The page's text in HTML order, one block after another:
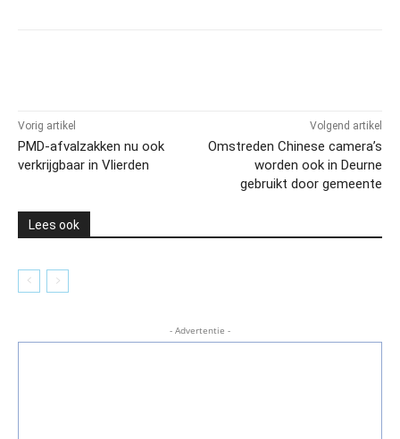
Vorig artikel
PMD-afvalzakken nu ook
verkrijgbaar in Vlierden
Volgend artikel
Omstreden Chinese camera’s
worden ook in Deurne
gebruikt door gemeente
Lees ook
- Advertentie -